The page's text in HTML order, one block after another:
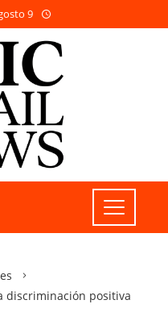
9
discriminación positiva